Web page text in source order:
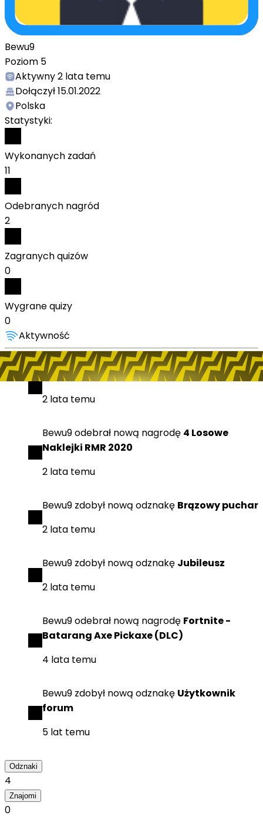
Bewu9
Poziom 5
Aktywny2 lata temu
Dołączył15.01.2022
Polska
Statystyki:
Wykonanych zadań
11
Odebranych nagród
2
Zagranych quizów
0
Wygrane quizy
0
Aktywność
Bewu9 zdobyłnową odznakęAntyTerrorysta
2 lata temu
Bewu9odebrał nową nagrodę 4 Losowe
Naklejki RMR 2020
2 lata temu
Bewu9 zdobył nową odznakę Brązowy puchar
2 lata temu
Bewu9 zdobył nową odznakę Jubileusz
2 lata temu
Bewu9odebrał nową nagrodę Fortnite -
Batarang Axe Pickaxe (DLC)
4 lata temu
Bewu9 zdobył nową odznakę Użytkownik
forum
5 lat temu
Odznaki
4
Znajomi
0